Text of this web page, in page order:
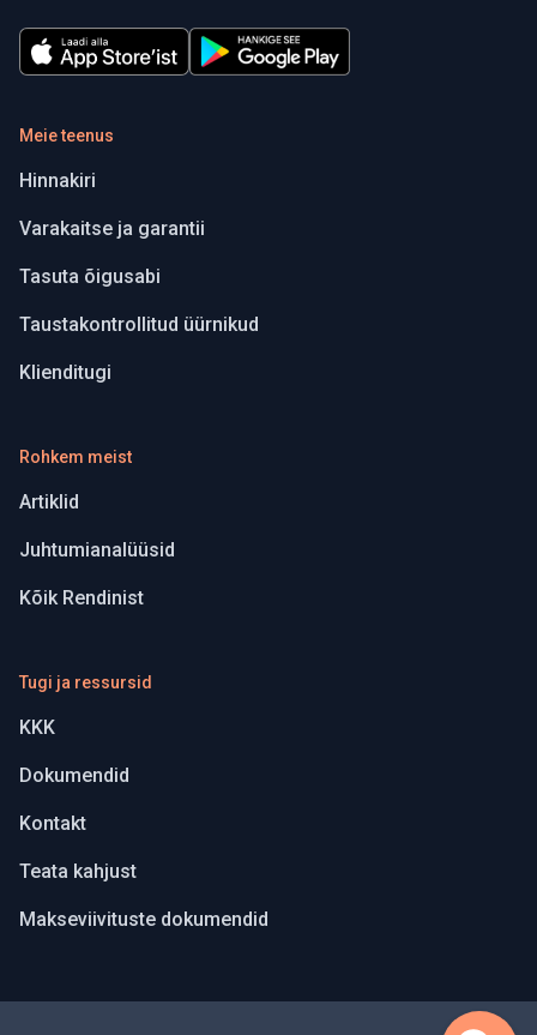
Meie teenus
Hinnakiri
Varakaitse ja garantii
Tasuta õigusabi
Taustakontrollitud üürnikud
Klienditugi
Rohkem meist
Artiklid
Juhtumianalüüsid
Kõik Rendinist
Tugi ja ressursid
KKK
Dokumendid
Kontakt
Teata kahjust
Makseviivituste dokumendid